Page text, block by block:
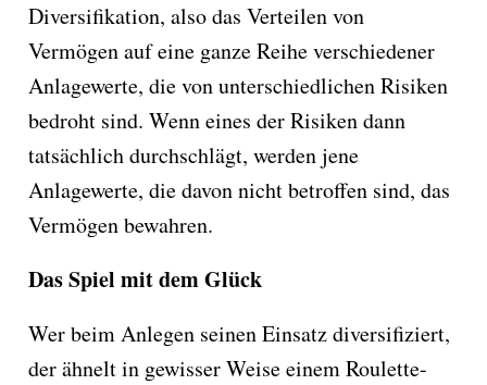
Diversifikation, also das Verteilen von
Vermögen auf eine ganze Reihe verschiedener
Anlagewerte, die von unterschiedlichen Risiken
bedroht sind. Wenn eines der Risiken dann
tatsächlich durchschlägt, werden jene
Anlagewerte, die davon nicht betroffen sind, das
Vermögen bewahren.
Das Spiel mit dem Glück
Wer beim Anlegen seinen Einsatz diversifiziert,
der ähnelt in gewisser Weise einem Roulette-